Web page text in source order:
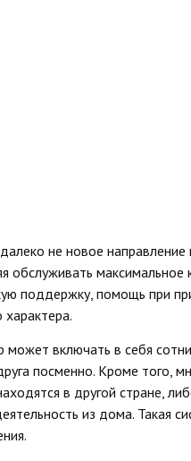
не новое
обслуживать
поддержку, помощь при
может включать в себя
посменно. Кроме того,
в другой стране,
из дома. Такая